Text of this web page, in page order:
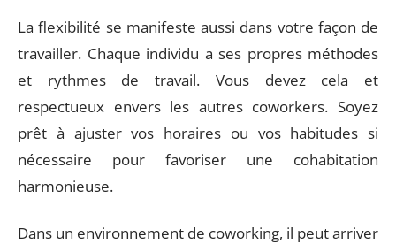
La flexibilité se manifeste aussi dans votre façon de
travailler. Chaque individu a ses propres méthodes
et rythmes de travail. Vous devez cela et
respectueux envers les autres coworkers. Soyez
prêt à ajuster vos horaires ou vos habitudes si
nécessaire pour favoriser une cohabitation
harmonieuse.
Dans un environnement de coworking, il peut arriver